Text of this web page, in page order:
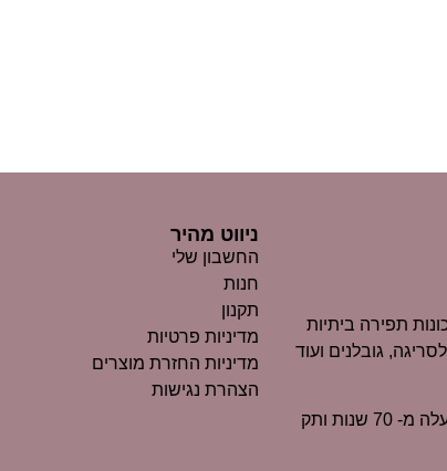
תפירה ביתיות
גובלנים ועוד
״מרקוביץ״ הוא כיום אחד העסקים הוותיקים ביותר בנוף החיפאי עם למעלה מ- 70 שנות ותק
ניווט מהיר
החשבון שלי
חנות
תקנון
מדיניות פרטיות
מדיניות החזרת מוצרים
הצהרת נגישות